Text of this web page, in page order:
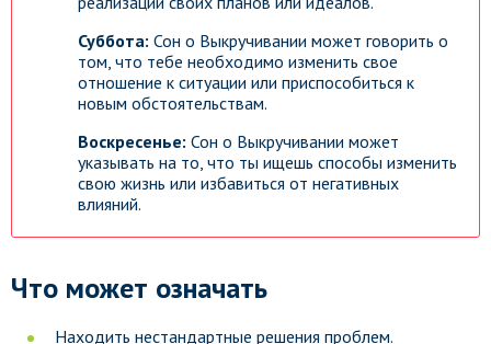
Суббота: Сон о Выкручивании может говорить о
том, что тебе необходимо изменить свое
отношение к ситуации или приспособиться к
новым обстоятельствам.
Воскресенье: Сон о Выкручивании может
указывать на то, что ты ищешь способы изменить
свою жизнь или избавиться от негативных
влияний.
Что может означать
Находить нестандартные решения проблем.